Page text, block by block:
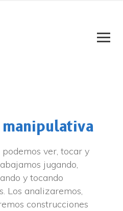
ver, tocar y
jugando,
y tocando
Los analizaremos,
construcciones